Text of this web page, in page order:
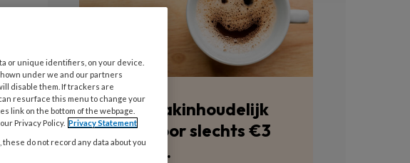
Blijf vakinhoudelijk
scherp voor slechts €3
per week.
or unique identifiers, on your device.
under we and our partners
disable them. If trackers are
resurface this menu to change your
link on the bottom of the webpage.
Privacy Policy. Privacy Statement
do not record any data about you